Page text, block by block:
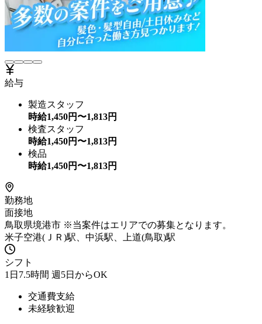
給与
製造スタッフ
時給1,450円〜1,813円
検査スタッフ
時給1,450円〜1,813円
検品
時給1,450円〜1,813円
勤務地
面接地
鳥取県境港市 ※当案件はエリアでの募集となります。
米子空港(ＪＲ)駅、中浜駅、上道(鳥取)駅
シフト
1日7.5時間 週5日からOK
交通費支給
未経験歓迎